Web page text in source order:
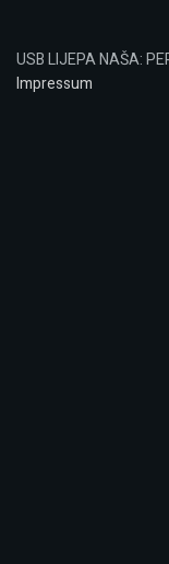
USB LIJEPA NAŠA:
Impressum